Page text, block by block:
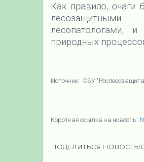
Как правило, очаги
лесозащитными
лесопатологами, и
природных
Источник: ФБУ
Короткая ссылка на новость:
ПОДЕЛИТЬСЯ